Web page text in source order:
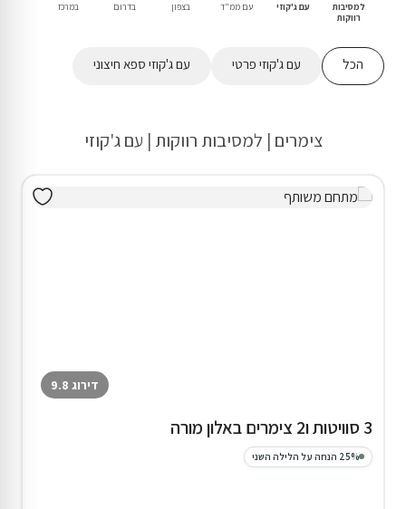
למסיבות
רווקות
עם ג'קוזי עם ממ"ד בצפון בדרום במרכז
הכל עם ג'קוזי פרטי עם ג'קוזי ספא חיצוני
צימרים | למסיבות רווקות | עם ג'קוזי
דירוג 9.8
3 סוויטות ו2 צימרים באלון מורה
25% הנחה על הלילה השני